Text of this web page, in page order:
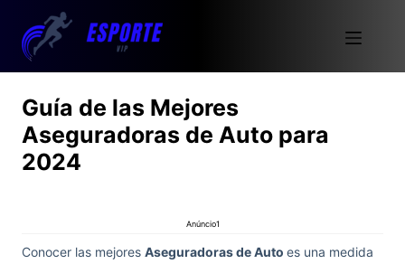
Guía de las Mejores
Aseguradoras de Auto para
2024
Anúncio1
Conocer las mejores Aseguradoras de Auto es una medida